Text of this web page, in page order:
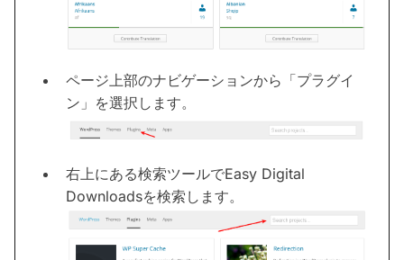
ページ上部のナビゲーションから「プラグイ
ン」を選択します。
右上にある検索ツールでEasy Digital
Downloadsを検索します。